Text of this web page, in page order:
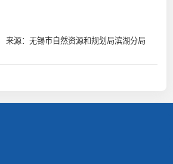
来源：无锡市自然资源和规划局滨湖分局